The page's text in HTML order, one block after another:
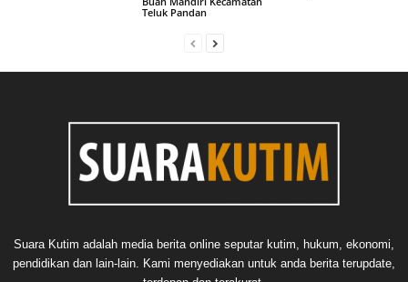
Teluk Pandan
Suara Kutim adalah media berita online seputar kutim, hukum, ekonomi,
pendidikan dan lain-lain. Kami menyediakan untuk anda berita terupdate,